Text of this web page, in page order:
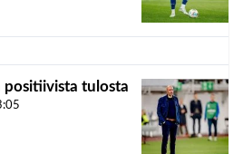
positiivista tulosta